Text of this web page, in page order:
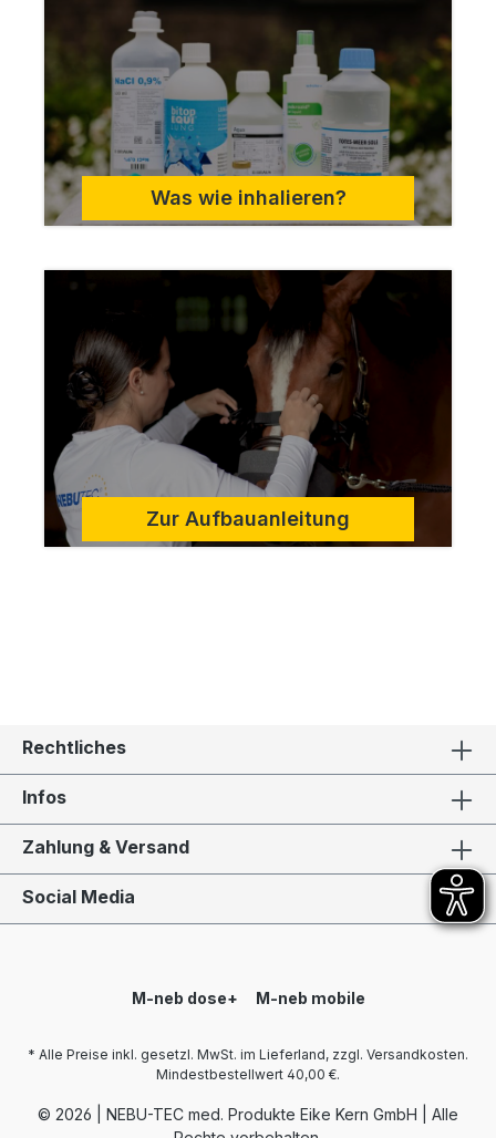
Was wie inhalieren?
Zur Aufbauanleitung
Rechtliches
Infos
Zahlung & Versand
Social Media
M-neb dose+ M-neb mobile
* Alle Preise inkl. gesetzl. MwSt. im Lieferland, zzgl. Versandkosten.
Mindestbestellwert 40,00 €.
© 2026 | NEBU-TEC med. Produkte Eike Kern GmbH | Alle